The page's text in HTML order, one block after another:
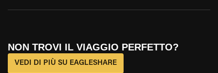
NON TROVI IL VIAGGIO PERFETTO?
VEDI DI PIÙ SU EAGLESHARE